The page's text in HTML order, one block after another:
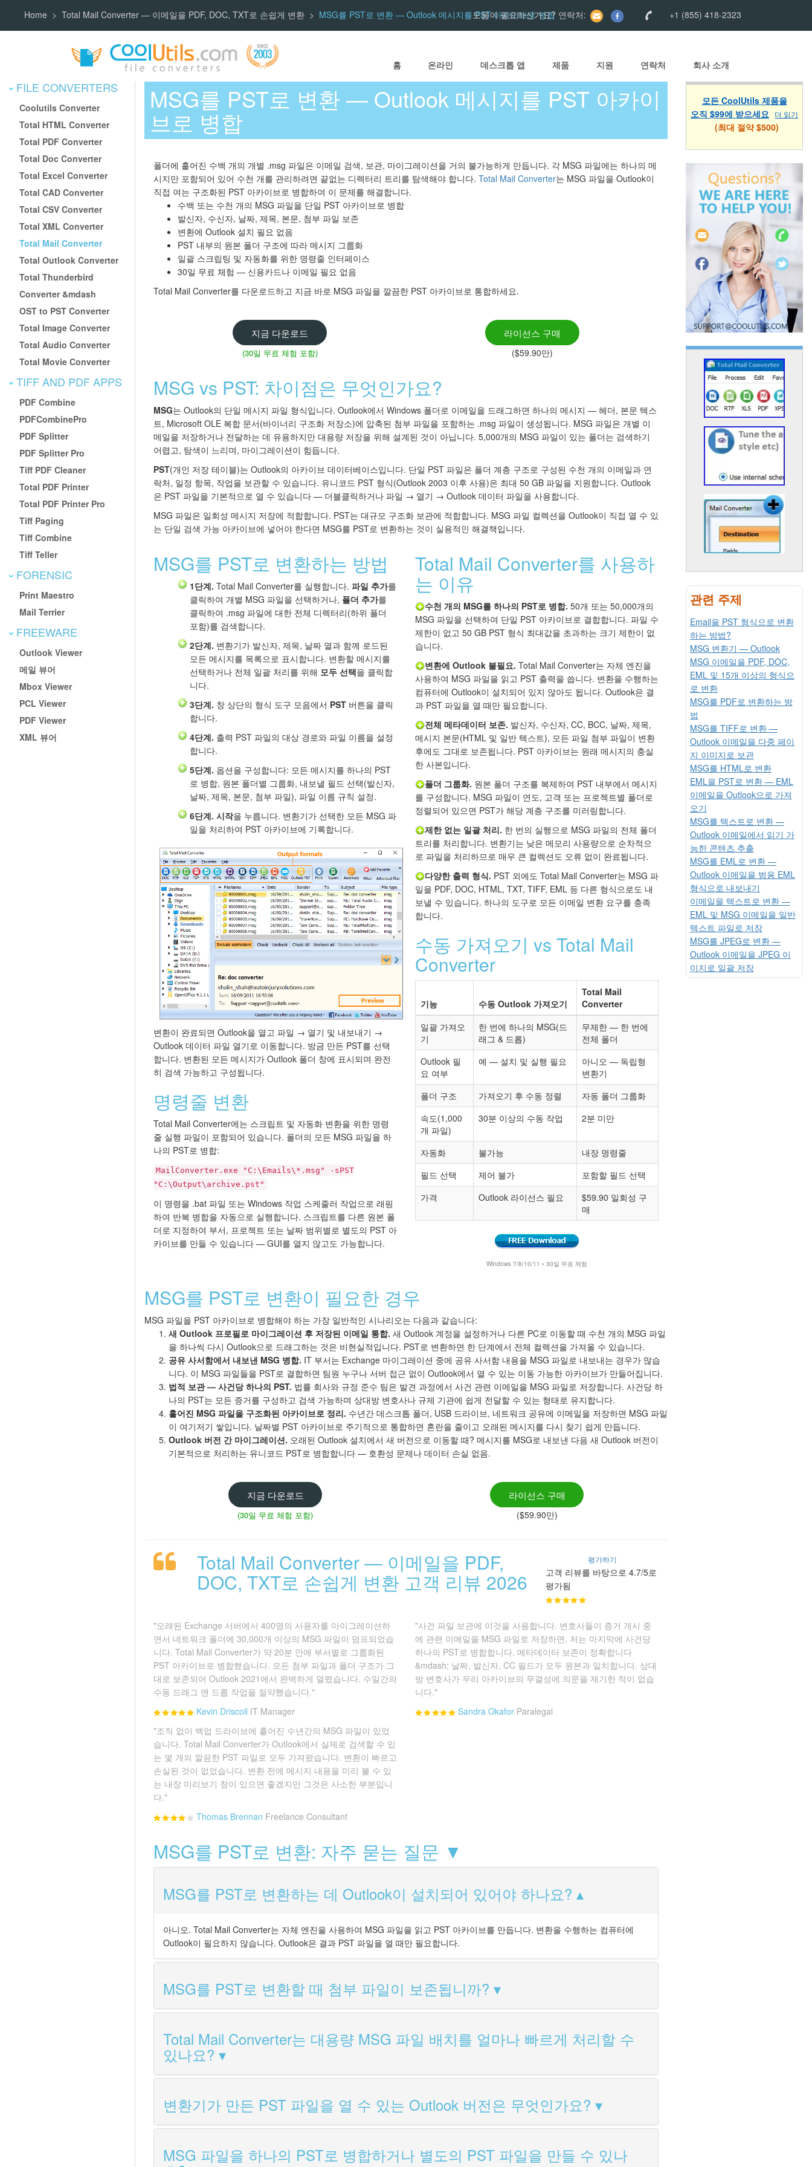
Home Total Mail Converter — 이메일을 PDF, DOC, TXT로 손쉽게 변환 MSG를 PST로 변환 — Outlook 메시지를 PST 아카이브로 병합
도움이 필요하신가요? 연락처: +1 (855) 418-2323
홈 온라인 데스크톱 앱 제품 지원 연락처 회사 소개
FILE CONVERTERS
Coolutils Converter
Total HTML Converter
Total PDF Converter
Total Doc Converter
Total Excel Converter
Total CAD Converter
Total CSV Converter
Total XML Converter
Total Mail Converter
Total Outlook Converter
Total Thunderbird
Converter &mdash
OST to PST Converter
Total Image Converter
Total Audio Converter
Total Movie Converter
TIFF AND PDF APPS
PDF Combine
PDFCombinePro
PDF Splitter
PDF Splitter Pro
Tiff PDF Cleaner
Total PDF Printer
Total PDF Printer Pro
Tiff Paging
Tiff Combine
Tiff Teller
FORENSIC
Print Maestro
Mail Terrier
FREEWARE
Outlook Viewer
메일 뷰어
Mbox Viewer
PCL Viewer
PDF Viewer
XML 뷰어
MSG를 PST로 변환 — Outlook 메시지를 PST 아카이
브로 병합
폴더에 흩어진 수백 개의 개별 .msg 파일은 이메일 검색, 보관, 마이그레이션을 거의 불가능하게 만듭니다. 각 MSG 파일에는 하나의 메
시지만 포함되어 있어 수천 개를 관리하려면 끝없는 디렉터리 트리를 탐색해야 합니다. Total Mail Converter는 MSG 파일을 Outlook이
직접 여는 구조화된 PST 아카이브로 병합하여 이 문제를 해결합니다.
수백 또는 수천 개의 MSG 파일을 단일 PST 아카이브로 병합
발신자, 수신자, 날짜, 제목, 본문, 첨부 파일 보존
변환에 Outlook 설치 필요 없음
PST 내부의 원본 폴더 구조에 따라 메시지 그룹화
일괄 스크립팅 및 자동화를 위한 명령줄 인터페이스
30일 무료 체험 — 신용카드나 이메일 필요 없음
Total Mail Converter를 다운로드하고 지금 바로 MSG 파일을 깔끔한 PST 아카이브로 통합하세요.
지금 다운로드
(30일 무료 체험 포함)
라이선스 구매
($59.90만)
MSG vs PST: 차이점은 무엇인가요?
MSG는 Outlook의 단일 메시지 파일 형식입니다. Outlook에서 Windows 폴더로 이메일을 드래그하면 하나의 메시지 — 헤더, 본문 텍스
트, Microsoft OLE 복합 문서(바이너리 구조화 저장소)에 압축된 첨부 파일을 포함하는 .msg 파일이 생성됩니다. MSG 파일은 개별 이
메일을 저장하거나 전달하는 데 유용하지만 대용량 저장을 위해 설계된 것이 아닙니다. 5,000개의 MSG 파일이 있는 폴더는 검색하기
어렵고, 탐색이 느리며, 마이그레이션이 힘듭니다.
PST(개인 저장 테이블)는 Outlook의 아카이브 데이터베이스입니다. 단일 PST 파일은 폴더 계층 구조로 구성된 수천 개의 이메일과 연
락처, 일정 항목, 작업을 보관할 수 있습니다. 유니코드 PST 형식(Outlook 2003 이후 사용)은 최대 50 GB 파일을 지원합니다. Outlook
은 PST 파일을 기본적으로 열 수 있습니다 — 더블클릭하거나 파일 → 열기 → Outlook 데이터 파일을 사용합니다.
MSG 파일은 일회성 메시지 저장에 적합합니다. PST는 대규모 구조화 보관에 적합합니다. MSG 파일 컬렉션을 Outlook이 직접 열 수 있
는 단일 검색 가능 아카이브에 넣어야 한다면 MSG를 PST로 변환하는 것이 실용적인 해결책입니다.
MSG를 PST로 변환하는 방법
1단계. Total Mail Converter를 실행합니다. 파일 추가를
클릭하여 개별 MSG 파일을 선택하거나, 폴더 추가를
클릭하여 .msg 파일에 대한 전체 디렉터리(하위 폴더
포함)를 검색합니다.
2단계. 변환기가 발신자, 제목, 날짜 열과 함께 로드된
모든 메시지를 목록으로 표시합니다. 변환할 메시지를
선택하거나 전체 일괄 처리를 위해 모두 선택을 클릭합
니다.
3단계. 창 상단의 형식 도구 모음에서 PST 버튼을 클릭
합니다.
4단계. 출력 PST 파일의 대상 경로와 파일 이름을 설정
합니다.
5단계. 옵션을 구성합니다: 모든 메시지를 하나의 PST
로 병합, 원본 폴더별 그룹화, 내보낼 필드 선택(발신자,
날짜, 제목, 본문, 첨부 파일), 파일 이름 규칙 설정.
6단계. 시작을 누릅니다. 변환기가 선택한 모든 MSG 파
일을 처리하여 PST 아카이브에 기록합니다.
변환이 완료되면 Outlook을 열고 파일 → 열기 및 내보내기 →
Outlook 데이터 파일 열기로 이동합니다. 방금 만든 PST를 선택
합니다. 변환된 모든 메시지가 Outlook 폴더 창에 표시되며 완전
히 검색 가능하고 구성됩니다.
명령줄 변환
Total Mail Converter에는 스크립트 및 자동화 변환을 위한 명령
줄 실행 파일이 포함되어 있습니다. 폴더의 모든 MSG 파일을 하
나의 PST로 병합:
MailConverter.exe "C:\Emails\*.msg" -sPST
"C:\Output\archive.pst"
이 명령을 .bat 파일 또는 Windows 작업 스케줄러 작업으로 래핑
하여 반복 병합을 자동으로 실행합니다. 스크립트를 다른 원본 폴
더로 지정하여 부서, 프로젝트 또는 날짜 범위별로 별도의 PST 아
카이브를 만들 수 있습니다 — GUI를 열지 않고도 가능합니다.
Total Mail Converter를 사용하
는 이유
수천 개의 MSG를 하나의 PST로 병합. 50개 또는 50,000개의
MSG 파일을 선택하여 단일 PST 아카이브로 결합합니다. 파일 수
제한이 없고 50 GB PST 형식 최대값을 초과하는 크기 제한이 없
습니다.
변환에 Outlook 불필요. Total Mail Converter는 자체 엔진을
사용하여 MSG 파일을 읽고 PST 출력을 씁니다. 변환을 수행하는
컴퓨터에 Outlook이 설치되어 있지 않아도 됩니다. Outlook은 결
과 PST 파일을 열 때만 필요합니다.
전체 메타데이터 보존. 발신자, 수신자, CC, BCC, 날짜, 제목,
메시지 본문(HTML 및 일반 텍스트), 모든 파일 첨부 파일이 변환
후에도 그대로 보존됩니다. PST 아카이브는 원래 메시지의 충실
한 사본입니다.
폴더 그룹화. 원본 폴더 구조를 복제하여 PST 내부에서 메시지
를 구성합니다. MSG 파일이 연도, 고객 또는 프로젝트별 폴더로
정렬되어 있으면 PST가 해당 계층 구조를 미러링합니다.
제한 없는 일괄 처리. 한 번의 실행으로 MSG 파일의 전체 폴더
트리를 처리합니다. 변환기는 낮은 메모리 사용량으로 순차적으
로 파일을 처리하므로 매우 큰 컬렉션도 오류 없이 완료됩니다.
다양한 출력 형식. PST 외에도 Total Mail Converter는 MSG 파
일을 PDF, DOC, HTML, TXT, TIFF, EML 등 다른 형식으로도 내
보낼 수 있습니다. 하나의 도구로 모든 이메일 변환 요구를 충족
합니다.
수동 가져오기 vs Total Mail
Converter
기능 수동 Outlook 가져오기
Total Mail
Converter
일괄 가져오
기
한 번에 하나의 MSG(드
래그 & 드롭)
무제한 — 한 번에
전체 폴더
Outlook 필
요 여부
예 — 설치 및 실행 필요
아니오 — 독립형
변환기
폴더 구조
가져오기 후 수동 정렬
자동 폴더 그룹화
속도(1,000
개 파일)
30분 이상의 수동 작업 2분 미만
자동화 불가능
내장 명령줄
필드 선택
제어 불가
포함할 필드 선택
가격
Outlook 라이선스 필요
$59.90 일회성 구
매
Windows 7/8/10/11 • 30일 무료 체험
MSG를 PST로 변환이 필요한 경우
MSG 파일을 PST 아카이브로 병합해야 하는 가장 일반적인 시나리오는 다음과 같습니다:
새 Outlook 프로필로 마이그레이션 후 저장된 이메일 통합. 새 Outlook 계정을 설정하거나 다른 PC로 이동할 때 수천 개의 MSG 파일
을 하나씩 다시 Outlook으로 드래그하는 것은 비현실적입니다. PST로 변환하면 한 단계에서 전체 컬렉션을 가져올 수 있습니다.
공유 사서함에서 내보낸 MSG 병합. IT 부서는 Exchange 마이그레이션 중에 공유 사서함 내용을 MSG 파일로 내보내는 경우가 많습
니다. 이 MSG 파일들을 PST로 결합하면 팀원 누구나 서버 접근 없이 Outlook에서 열 수 있는 이동 가능한 아카이브가 만들어집니다.
법적 보관 — 사건당 하나의 PST. 법률 회사와 규정 준수 팀은 발견 과정에서 사건 관련 이메일을 MSG 파일로 저장합니다. 사건당 하
나의 PST는 모든 증거를 구성하고 검색 가능하며 상대방 변호사나 규제 기관에 쉽게 전달할 수 있는 형태로 유지합니다.
흩어진 MSG 파일을 구조화된 아카이브로 정리. 수년간 데스크톱 폴더, USB 드라이브, 네트워크 공유에 이메일을 저장하면 MSG 파일
이 여기저기 쌓입니다. 날짜별 PST 아카이브로 주기적으로 통합하면 혼란을 줄이고 오래된 메시지를 다시 찾기 쉽게 만듭니다.
Outlook 버전 간 마이그레이션. 오래된 Outlook 설치에서 새 버전으로 이동할 때? 메시지를 MSG로 내보낸 다음 새 Outlook 버전이
기본적으로 처리하는 유니코드 PST로 병합합니다 — 호환성 문제나 데이터 손실 없음.
지금 다운로드
(30일 무료 체험 포함)
라이선스 구매
($59.90만)
Total Mail Converter — 이메일을 PDF,
DOC, TXT로 손쉽게 변환 고객 리뷰 2026
평가하기
고객 리뷰를 바탕으로 4.7/5로
평가됨
"오래된 Exchange 서버에서 400명의 사용자를 마이그레이션하
면서 네트워크 폴더에 30,000개 이상의 MSG 파일이 덤프되었습
니다. Total Mail Converter가 약 20분 안에 부서별로 그룹화된
PST 아카이브로 병합했습니다. 모든 첨부 파일과 폴더 구조가 그
대로 보존되어 Outlook 2021에서 완벽하게 열렸습니다. 수일간의
수동 드래그 앤 드롭 작업을 절약했습니다."
Kevin Driscoll IT Manager
"사건 파일 보관에 이것을 사용합니다. 변호사들이 증거 개시 중
에 관련 이메일을 MSG 파일로 저장하면, 저는 마지막에 사건당
하나의 PST로 병합합니다. 메타데이터 보존이 정확합니다
&mdash; 날짜, 발신자, CC 필드가 모두 원본과 일치합니다. 상대
방 변호사가 우리 아카이브의 무결성에 의문을 제기한 적이 없습
니다."
Sandra Okafor Paralegal
"조직 없이 백업 드라이브에 흩어진 수년간의 MSG 파일이 있었
습니다. Total Mail Converter가 Outlook에서 실제로 검색할 수 있
는 몇 개의 깔끔한 PST 파일로 모두 가져왔습니다. 변환이 빠르고
손실된 것이 없었습니다. 변환 전에 메시지 내용을 미리 볼 수 있
는 내장 미리보기 창이 있으면 좋겠지만 그것은 사소한 부분입니
다."
Thomas Brennan Freelance Consultant
MSG를 PST로 변환: 자주 묻는 질문 ▼
MSG를 PST로 변환하는 데 Outlook이 설치되어 있어야 하나요?
아니오. Total Mail Converter는 자체 엔진을 사용하여 MSG 파일을 읽고 PST 아카이브를 만듭니다. 변환을 수행하는 컴퓨터에
Outlook이 필요하지 않습니다. Outlook은 결과 PST 파일을 열 때만 필요합니다.
MSG를 PST로 변환할 때 첨부 파일이 보존됩니까?
Total Mail Converter는 대용량 MSG 파일 배치를 얼마나 빠르게 처리할 수
있나요?
변환기가 만든 PST 파일을 열 수 있는 Outlook 버전은 무엇인가요?
MSG 파일을 하나의 PST로 병합하거나 별도의 PST 파일을 만들 수 있나
모든 CoolUtils 제품을
오직 $99에 받으세요
더 읽기
(최대 절약 $500)
관련 주제
Email을 PST 형식으로 변환
하는 방법?
MSG 변환기 — Outlook
MSG 이메일을 PDF, DOC,
EML 및 15개 이상의 형식으
로 변환
MSG를 PDF로 변환하는 방
법
MSG를 TIFF로 변환 —
Outlook 이메일을 다중 페이
지 이미지로 보관
MSG를 HTML로 변환
EML을 PST로 변환 — EML
이메일을 Outlook으로 가져
오기
MSG를 텍스트로 변환 —
Outlook 이메일에서 읽기 가
능한 콘텐츠 추출
MSG를 EML로 변환 —
Outlook 이메일을 범용 EML
형식으로 내보내기
이메일을 텍스트로 변환 —
EML 및 MSG 이메일을 일반
텍스트 파일로 저장
MSG를 JPEG로 변환 —
Outlook 이메일을 JPEG 이
미지로 일괄 저장